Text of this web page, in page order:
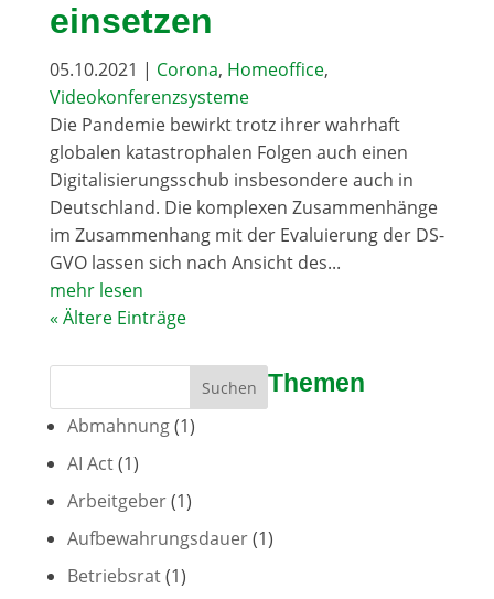
einsetzen
05.10.2021 | Corona, Homeoffice,
Videokonferenzsysteme
Die Pandemie bewirkt trotz ihrer wahrhaft
globalen katastrophalen Folgen auch einen
Digitalisierungsschub insbesondere auch in
Deutschland. Die komplexen Zusammenhänge
im Zusammenhang mit der Evaluierung der DS-
GVO lassen sich nach Ansicht des...
mehr lesen
« Ältere Einträge
Suchen Themen
Abmahnung(1)
AI Act(1)
Arbeitgeber(1)
Aufbewahrungsdauer(1)
Betriebsrat(1)